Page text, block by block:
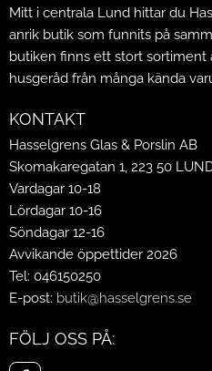
Mitt i centrala Lund hittar du
anrik butik som funnits på
butiken finns ett stort
husgeråd från många kända
KONTAKT
Hasselgrens Glas & Porslin AB
Skomakaregatan 1, 223 50
Vardagar 10-18
Lördagar 10-16
Söndagar 12-16
Avvikande öppettider 2026
Tel: 046150250
E-post: butik@hasselgrens.se
FÖLJ OSS PÅ: